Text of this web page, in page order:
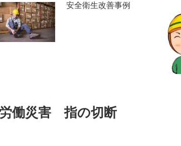
安全衛生改善事例
働災害 指の切断